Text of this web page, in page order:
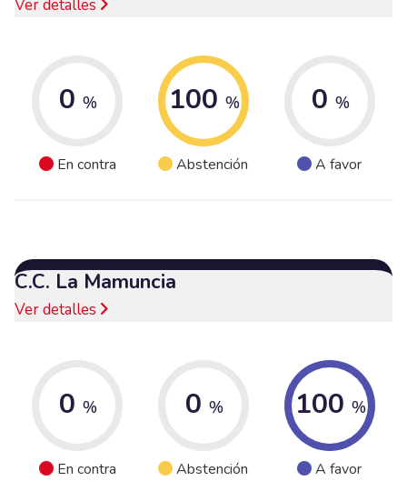
Ver detalles
0 %
En contra
100 %
Abstención
0 %
A favor
C.C. La Mamuncia
Ver detalles
0 %
En contra
0 %
Abstención
100 %
A favor